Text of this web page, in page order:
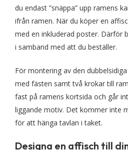
du endast ”snäppa” upp ramens
ifrån ramen. När du köper en
med en inkluderad poster. Därför
i samband med att du beställer.
För montering av den
med fästen samt två krokar till
fast på ramens kortsida och går
liggande motiv. Det kommer inte
för att hänga tavlan i taket.
Designa en affisch till